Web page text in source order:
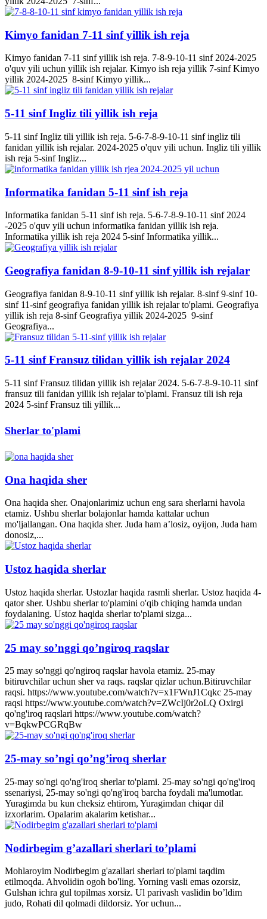
Kimyo fanidan 7-11 sinf yillik ish reja
Kimyo fanidan 7-11 sinf yillik ish reja. 7-8-9-10-11 sinf 2024-2025
o'quv yili uchun yillik ish rejalar. Kimyo ish reja yillik 7-sinf Kimyo
yillik 2024-2025 8-sinf Kimyo yillik...
5-11 sinf Ingliz tili yillik ish reja
5-11 sinf Ingliz tili yillik ish reja. 5-6-7-8-9-10-11 sinf ingliz tili
fanidan yillik ish rejalar. 2024-2025 o'quv yili uchun. Ingliz tili yillik
ish reja 5-sinf Ingliz...
Informatika fanidan 5-11 sinf ish reja
Informatika fanidan 5-11 sinf ish reja. 5-6-7-8-9-10-11 sinf 2024
-2025 o'quv yili uchun informatika fanidan yillik ish reja.
Informatika yillik ish reja 2024 5-sinf Informatika yillik...
Geografiya fanidan 8-9-10-11 sinf yillik ish rejalar
Geografiya fanidan 8-9-10-11 sinf yillik ish rejalar. 8-sinf 9-sinf 10-
sinf 11-sinf geografiya fanidan yillik ish rejalar to'plami. Geografiya
yillik ish reja 8-sinf Geografiya yillik 2024-2025 9-sinf
Geografiya...
5-11 sinf Fransuz tilidan yillik ish rejalar 2024
5-11 sinf Fransuz tilidan yillik ish rejalar 2024. 5-6-7-8-9-10-11 sinf
fransuz tili fanidan yillik ish rejalar to'plami. Fransuz tili ish reja
2024 5-sinf Fransuz tili yillik...
Sherlar to'plami
Ona haqida sher
Ona haqida sher. Onajonlarimiz uchun eng sara sherlarni havola
etamiz. Ushbu sherlar bolajonlar hamda kattalar uchun
mo'ljallangan. Ona haqida sher. Juda ham a’losiz, oyijon, Juda ham
donosiz,...
Ustoz haqida sherlar
Ustoz haqida sherlar. Ustozlar haqida rasmli sherlar. Ustoz haqida 4-
qator sher. Ushbu sherlar to'plamini o'qib chiqing hamda undan
foydalaning. Ustoz haqida sherlar to'plami sizga...
25 may so’nggi qo’ngiroq raqslar
25 may so'nggi qo'ngiroq raqslar havola etamiz. 25-may
bitiruvchilar uchun sher va raqs. raqslar qizlar uchun.Bitiruvchilar
raqsi. https://www.youtube.com/watch?v=x1FWnJ1Cqkc 25-may
raqsi https://www.youtube.com/watch?v=ZWcIj0r2oLQ Oxirgi
qo'ng'iroq raqslari https://www.youtube.com/watch?
v=BqkwPCGRqBw
25-may so’ngi qo’ng’iroq sherlar
25-may so'ngi qo'ng'iroq sherlar to'plami. 25-may so'ngi qo'ng'iroq
ssenariysi, 25-may so'ngi qo'ng'iroq barcha foydali ma'lumotlar.
Yuragimda bu kun cheksiz ehtirom, Yuragimdan chiqar dil
izxorlarim. Opalarim akalarim ketishar...
Nodirbegim g’azallari sherlari to’plami
Mohlaroyim Nodirbegim g'azallari sherlari to'plami taqdim
etilmoqda. Ahvolidin ogoh bo'ling. Yorning vasli emas ozorsiz,
Gulshan ichra gul topilmas xorsiz. Ul parivash vaslidin bo’ldim
judo, Rohati dil qolmadi dildorsiz. Yor uchun...